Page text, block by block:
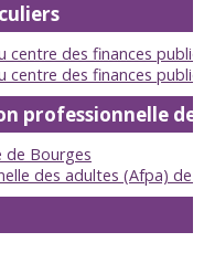
centre des finances
centre des finances
professionnelle
de Bourges
des adultes (Afpa) de